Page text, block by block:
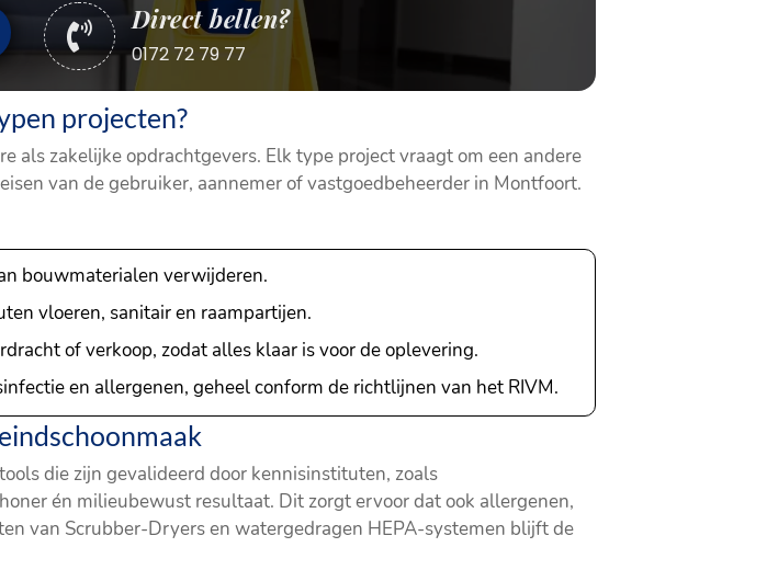

Direct bellen?
0172 72 79 77
projecten?
als zakelijke opdrachtgevers. Elk type project vraagt om een andere
van de gebruiker, aannemer of vastgoedbeheerder in Montfoort.
bouwmaterialen verwijderen.
vloeren, sanitair en raampartijen.
of verkoop, zodat alles klaar is voor de oplevering.
en allergenen, geheel conform de richtlijnen van het RIVM.
die zijn gevalideerd door kennisinstituten, zoals
én milieubewust resultaat. Dit zorgt ervoor dat ook allergenen,
van Scrubber-Dryers en watergedragen HEPA-systemen blijft de